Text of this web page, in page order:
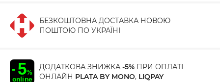
БЕЗКОШТОВНА ДОСТАВКА НОВОЮ
ПОШТОЮ ПО УКРАЇНІ
ДОДАТКОВА ЗНИЖКА -5% ПРИ ОПЛАТІ
ОНЛАЙН PLATA BY MONO, LIQPAY